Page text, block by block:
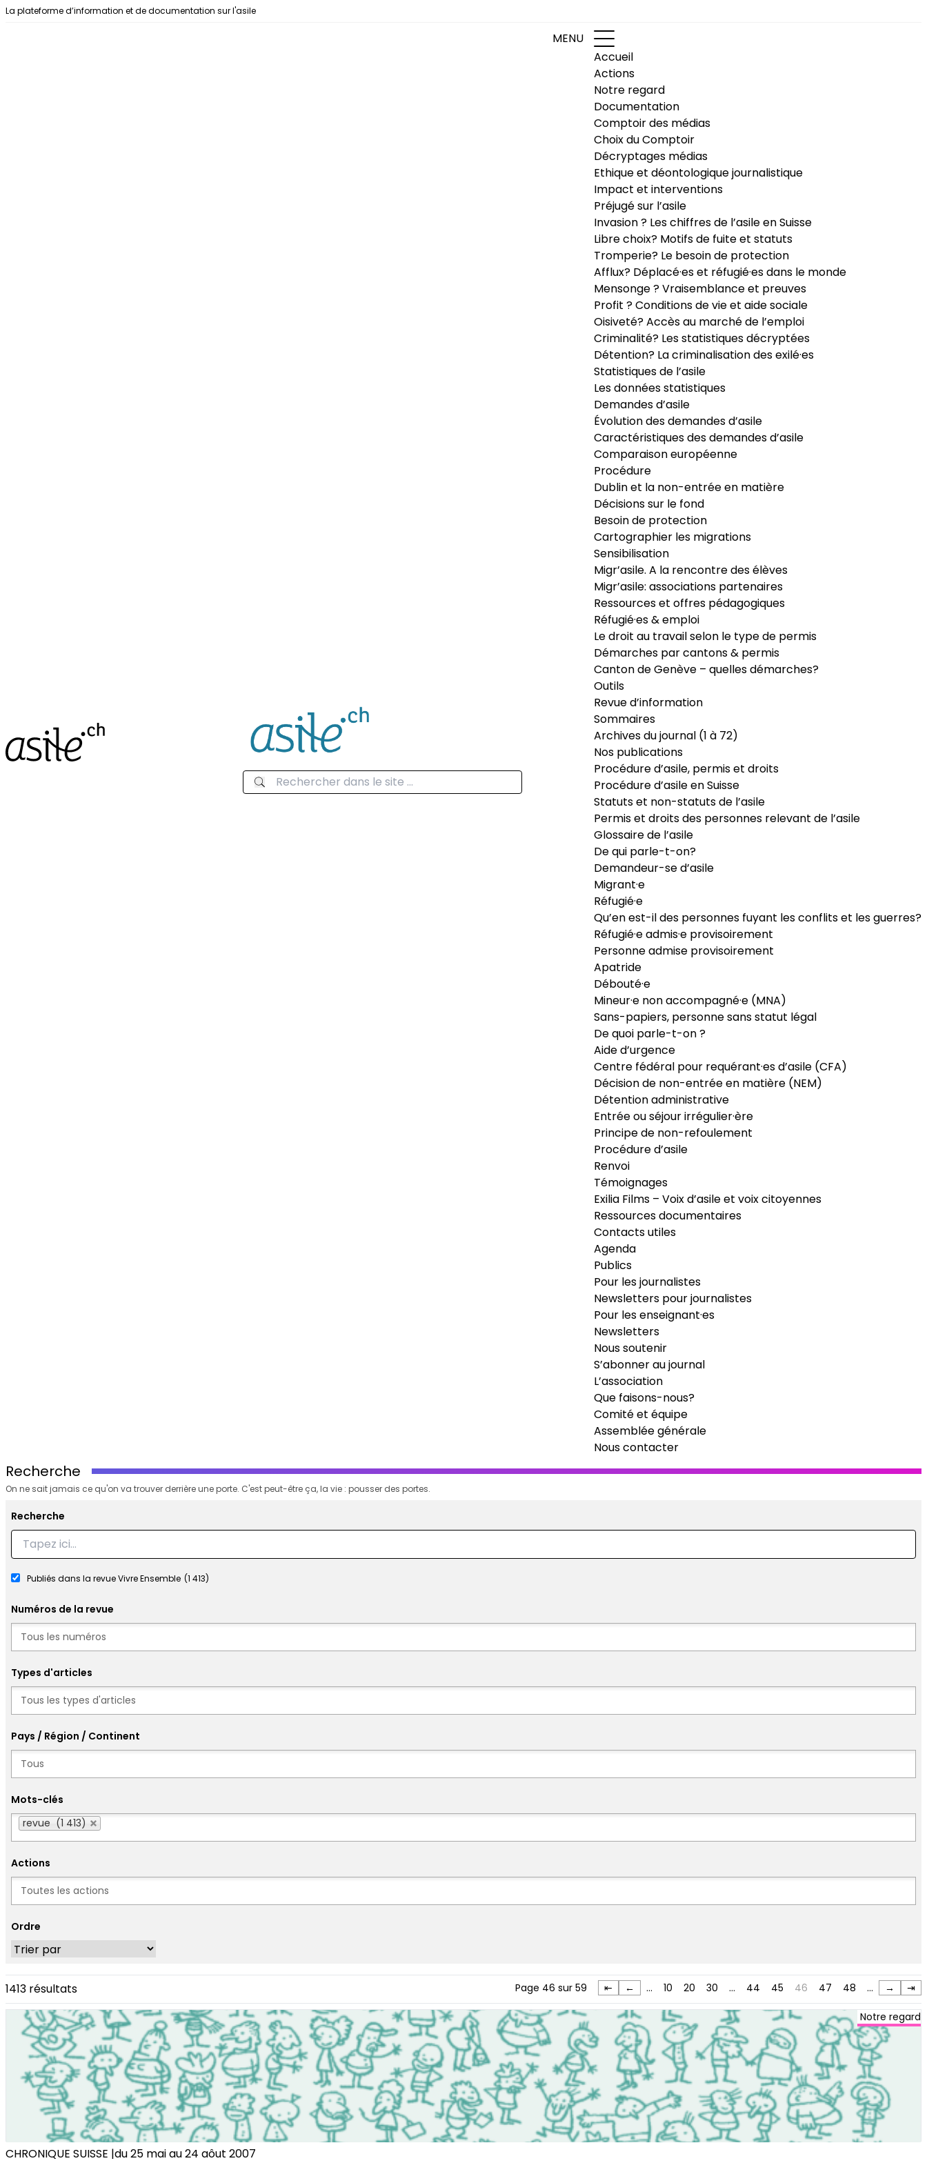
Aller au contenu
La plateforme d’information et de documentation sur l'asile
MENU
Accueil
Actions
Notre regard
Documentation
Comptoir des médias
Choix du Comptoir
Décryptages médias
Ethique et déontologique journalistique
Impact et interventions
Préjugé sur l’asile
Invasion ? Les chiffres de l’asile en Suisse
Libre choix? Motifs de fuite et statuts
Tromperie? Le besoin de protection
Afflux? Déplacé·es et réfugié·es dans le monde
Mensonge ? Vraisemblance et preuves
Profit ? Conditions de vie et aide sociale
Oisiveté? Accès au marché de l’emploi
Criminalité? Les statistiques décryptées
Détention? La criminalisation des exilé·es
Statistiques de l’asile
Les données statistiques
Demandes d’asile
Évolution des demandes d’asile
Caractéristiques des demandes d’asile
Comparaison européenne
Procédure
Dublin et la non-entrée en matière
Décisions sur le fond
Besoin de protection
Cartographier les migrations
Sensibilisation
Migr’asile. A la rencontre des élèves
Migr’asile: associations partenaires
Ressources et offres pédagogiques
Réfugié·es & emploi
Le droit au travail selon le type de permis
Démarches par cantons & permis
Canton de Genève – quelles démarches?
Outils
Revue d’information
Sommaires
Archives du journal (1 à 72)
Nos publications
Procédure d’asile, permis et droits
Procédure d’asile en Suisse
Statuts et non-statuts de l’asile
Permis et droits des personnes relevant de l’asile
Glossaire de l’asile
De qui parle-t-on?
Demandeur-se d’asile
Migrant·e
Réfugié·e
Qu’en est-il des personnes fuyant les conflits et les guerres?
Réfugié·e admis·e provisoirement
Personne admise provisoirement
Apatride
Débouté·e
Mineur·e non accompagné·e (MNA)
Sans-papiers, personne sans statut légal
De quoi parle-t-on ?
Aide d’urgence
Centre fédéral pour requérant·es d’asile (CFA)
Décision de non-entrée en matière (NEM)
Détention administrative
Entrée ou séjour irrégulier·ère
Principe de non-refoulement
Procédure d’asile
Renvoi
Témoignages
Exilia Films – Voix d’asile et voix citoyennes
Ressources documentaires
Contacts utiles
Agenda
Publics
Pour les journalistes
Newsletters pour journalistes
Pour les enseignant·es
Newsletters
Nous soutenir
S’abonner au journal
L’association
Que faisons-nous?
Comité et équipe
Assemblée générale
Nous contacter
Recherche
On ne sait jamais ce qu'on va trouver derrière une porte. C'est peut-être ça, la vie : pousser des portes.
Recherche
Recherche
Publiés dans la revue Vivre Ensemble (1 413)
Numéros de la revue
Numéros
Types d'articles
Types d'articles
Pays / Région / Continent
Mots-clés
Mots-clés
revue (1 413)
Actions
Actions
Ordre
1413 résultats Page 46 sur 59 ⇤ ← … 10 20 30 … 44 45 46 47 48 … → ⇥
Notre regard
CHRONIQUE SUISSE |du 25 mai au 24 aôut 2007